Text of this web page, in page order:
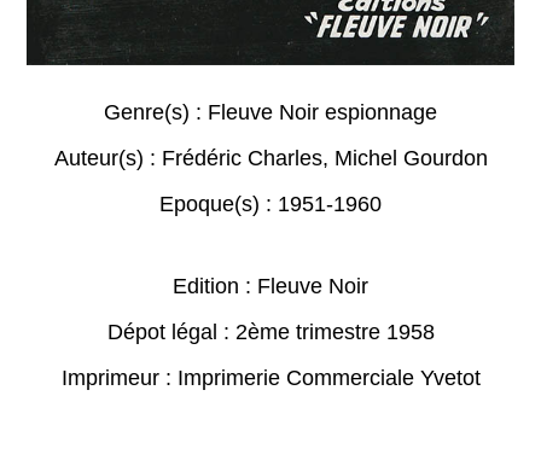
Genre(s) : Fleuve Noir espionnage
Auteur(s) : Frédéric Charles, Michel Gourdon
Epoque(s) : 1951-1960
Edition : Fleuve Noir
Dépot légal : 2ème trimestre 1958
Imprimeur : Imprimerie Commerciale Yvetot